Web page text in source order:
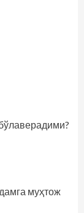
муҳтож